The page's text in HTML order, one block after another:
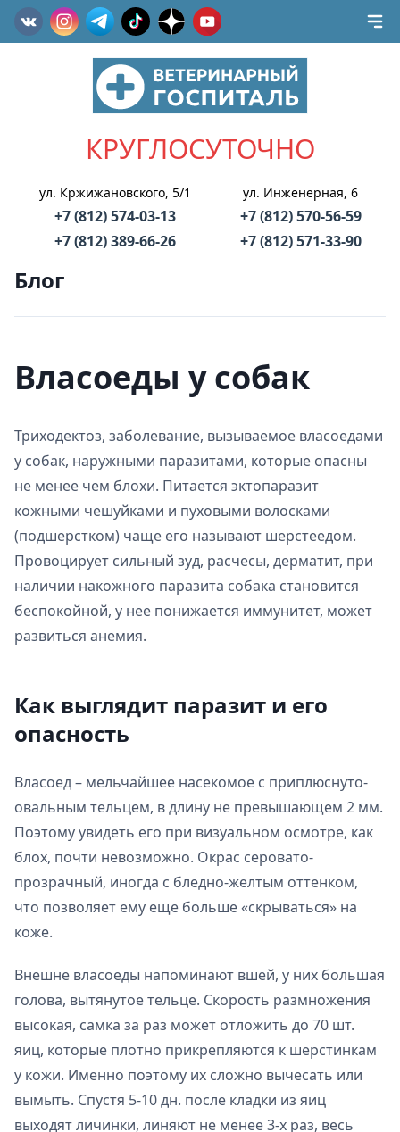
КРУГЛОСУТОЧНО
ул. Кржижановского, 5/1
+7 (812) 574-03-13
+7 (812) 389-66-26
ул. Инженерная, 6
+7 (812) 570-56-59
+7 (812) 571-33-90
Блог
Власоеды у собак
Триходектоз, заболевание, вызываемое власоедами
у собак, наружными паразитами, которые опасны
не менее чем блохи. Питается эктопаразит
кожными чешуйками и пуховыми волосками
(подшерстком) чаще его называют шерстеедом.
Провоцирует сильный зуд, расчесы, дерматит, при
наличии накожного паразита собака становится
беспокойной, у нее понижается иммунитет, может
развиться анемия.
Как выглядит паразит и его
опасность
Власоед – мельчайшее насекомое с приплюснуто-
овальным тельцем, в длину не превышающем 2 мм.
Поэтому увидеть его при визуальном осмотре, как
блох, почти невозможно. Окрас серовато-
прозрачный, иногда с бледно-желтым оттенком,
что позволяет ему еще больше «скрываться» на
коже.
Внешне власоеды напоминают вшей, у них большая
голова, вытянутое тельце. Скорость размножения
высокая, самка за раз может отложить до 70 шт.
яиц, которые плотно прикрепляются к шерстинкам
у кожи. Именно поэтому их сложно вычесать или
вымыть. Спустя 5-10 дн. после кладки из яиц
выходят личинки, линяют не менее 3-х раз, весь